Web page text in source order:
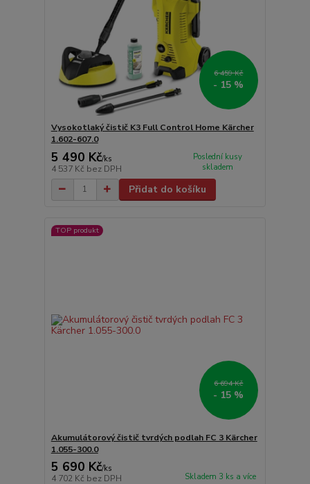
6 459 Kč
- 15 %
Vysokotlaký čistič K3 Full Control Home Kärcher
1.602-607.0
5 490 Kč/ks
4 537 Kč bez DPH
Poslední kusy
skladem
Přidat do košíku
TOP produkt
6 694 Kč
- 15 %
Akumulátorový čistič tvrdých podlah FC 3 Kärcher
1.055-300.0
5 690 Kč/ks
4 702 Kč bez DPH Skladem 3 ks a více